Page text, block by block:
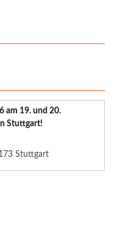
am 19. und 20.
Stuttgart!
Stuttgart